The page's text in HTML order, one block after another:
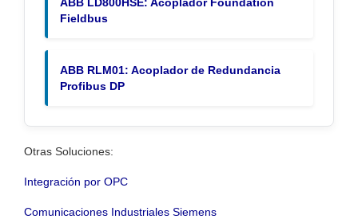
Fieldbus
ABB RLM01: Acoplador de Redundancia
Profibus DP
Otras Soluciones:
Integración por OPC
Comunicaciones Industriales Siemens